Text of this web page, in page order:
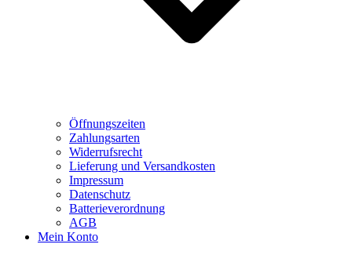
Öffnungszeiten
Zahlungsarten
Widerrufsrecht
Lieferung und Versandkosten
Impressum
Datenschutz
Batterieverordnung
AGB
Mein Konto